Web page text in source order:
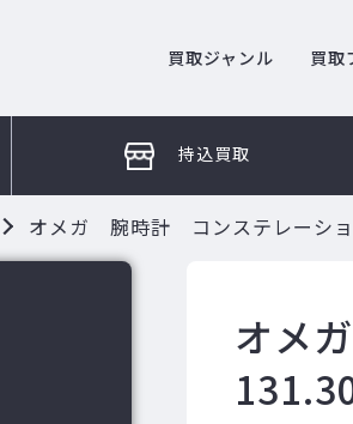
買取ジャンル 買取
持込買取
オメガ 腕時計 コンステレーシ
オメ